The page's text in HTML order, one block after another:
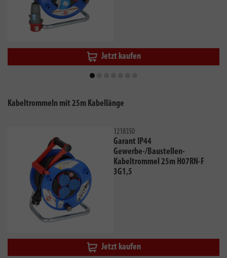
Jetzt kaufen
Kabeltrommeln mit 25m Kabellänge
1218350
Garant IP44
Gewerbe-/Baustellen-
Kabeltrommel 25m H07RN-F
3G1,5
Jetzt kaufen